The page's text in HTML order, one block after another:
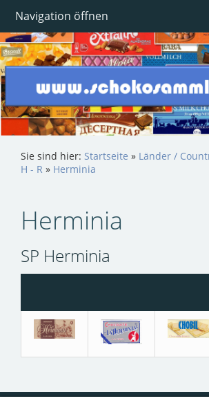
Navigation öffnen
Sie sind hier: Startseite » Länder /
H - R » Herminia
Herminia
SP Herminia